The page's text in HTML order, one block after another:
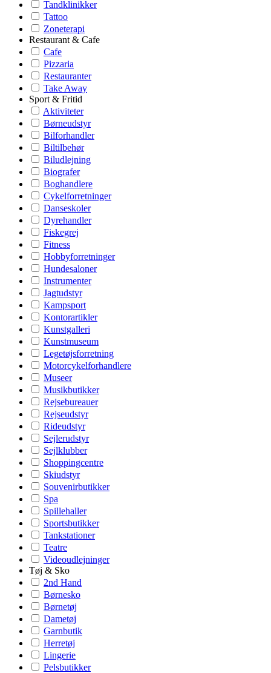
Tandklinikker
Tattoo
Zoneterapi
Restaurant & Cafe
Cafe
Pizzaria
Restauranter
Take Away
Sport & Fritid
Aktiviteter
Børneudstyr
Bilforhandler
Biltilbehør
Biludlejning
Biografer
Boghandlere
Cykelforretninger
Danseskoler
Dyrehandler
Fiskegrej
Fitness
Hobbyforretninger
Hundesaloner
Instrumenter
Jagtudstyr
Kampsport
Kontorartikler
Kunstgalleri
Kunstmuseum
Legetøjsforretning
Motorcykelforhandlere
Museer
Musikbutikker
Rejsebureauer
Rejseudstyr
Rideudstyr
Sejlerudstyr
Sejlklubber
Shoppingcentre
Skiudstyr
Souvenirbutikker
Spa
Spillehaller
Sportsbutikker
Tankstationer
Teatre
Videoudlejninger
Tøj & Sko
2nd Hand
Børnesko
Børnetøj
Dametøj
Garnbutik
Herretøj
Lingerie
Pelsbutikker